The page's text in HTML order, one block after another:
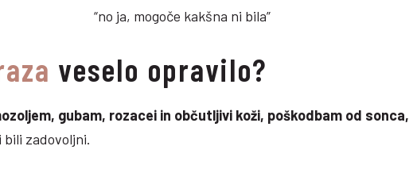
“no ja, mogoče kakšna ni bila”
veselo opravilo?
gubam, rozacei in občutljivi koži, poškodbam od
bili zadovoljni.